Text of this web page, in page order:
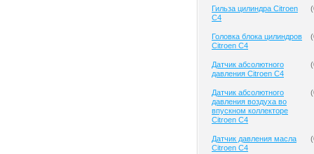
Гильза цилиндра Citroen
C4
(
Головка блока цилиндров
Citroen C4
(
Датчик абсолютного
давления Citroen C4
(
Датчик абсолютного
давления воздуха во
впускном коллекторе
Citroen C4
(
Датчик давления масла
Citroen C4
(